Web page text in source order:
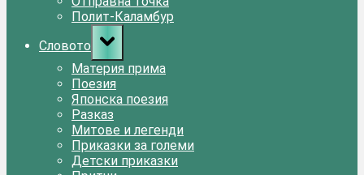
Полит-Каламбур
Словото
Toggle
sub-
menu
Материя прима
Поезия
Японска поезия
Разказ
Митове и легенди
Приказки за големи
Детски приказки